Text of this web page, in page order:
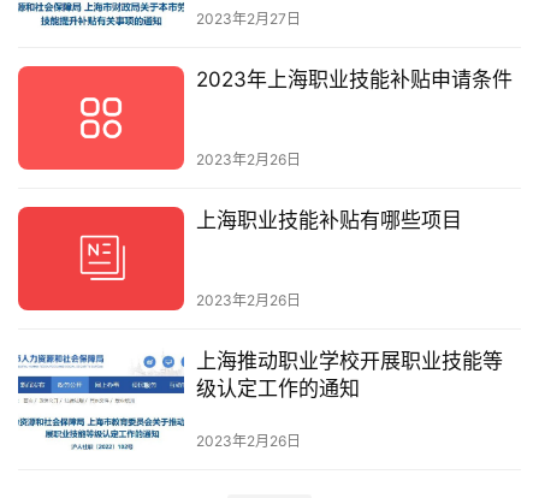
2023年2月27日
2023年上海职业技能补贴申请条件
2023年2月26日
上海职业技能补贴有哪些项目
2023年2月26日
上海推动职业学校开展职业技能等
级认定工作的通知
2023年2月26日